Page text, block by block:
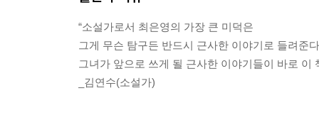
우리는 예의바르게 서로의 눈을 가렸다. 결국 마
들의 마지막은 그렇게 깨끗할 수 없었기에 그 이
점으로 이동했을 뿐이었다.
“소설가로서 최은영의 가장 큰 미덕은
그게 무슨 탐구든 반드시 근사한 이야기로 들려준
그녀가 앞으로 쓰게 될 근사한 이야기들이 바로 이
_김연수(소설가)